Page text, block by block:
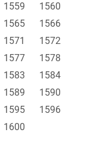
1559
1560
1565
1566
1571
1572
1577
1578
1583
1584
1589
1590
1595
1596
1600